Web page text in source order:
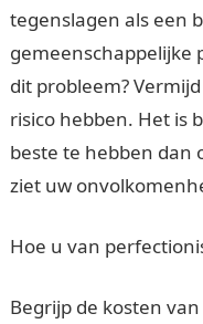
tegenslagen als een
gemeenschappelijke
dit probleem?
risico hebben. Het is
beste te hebben dan
ziet uw
Hoe u van
Begrijp de kosten